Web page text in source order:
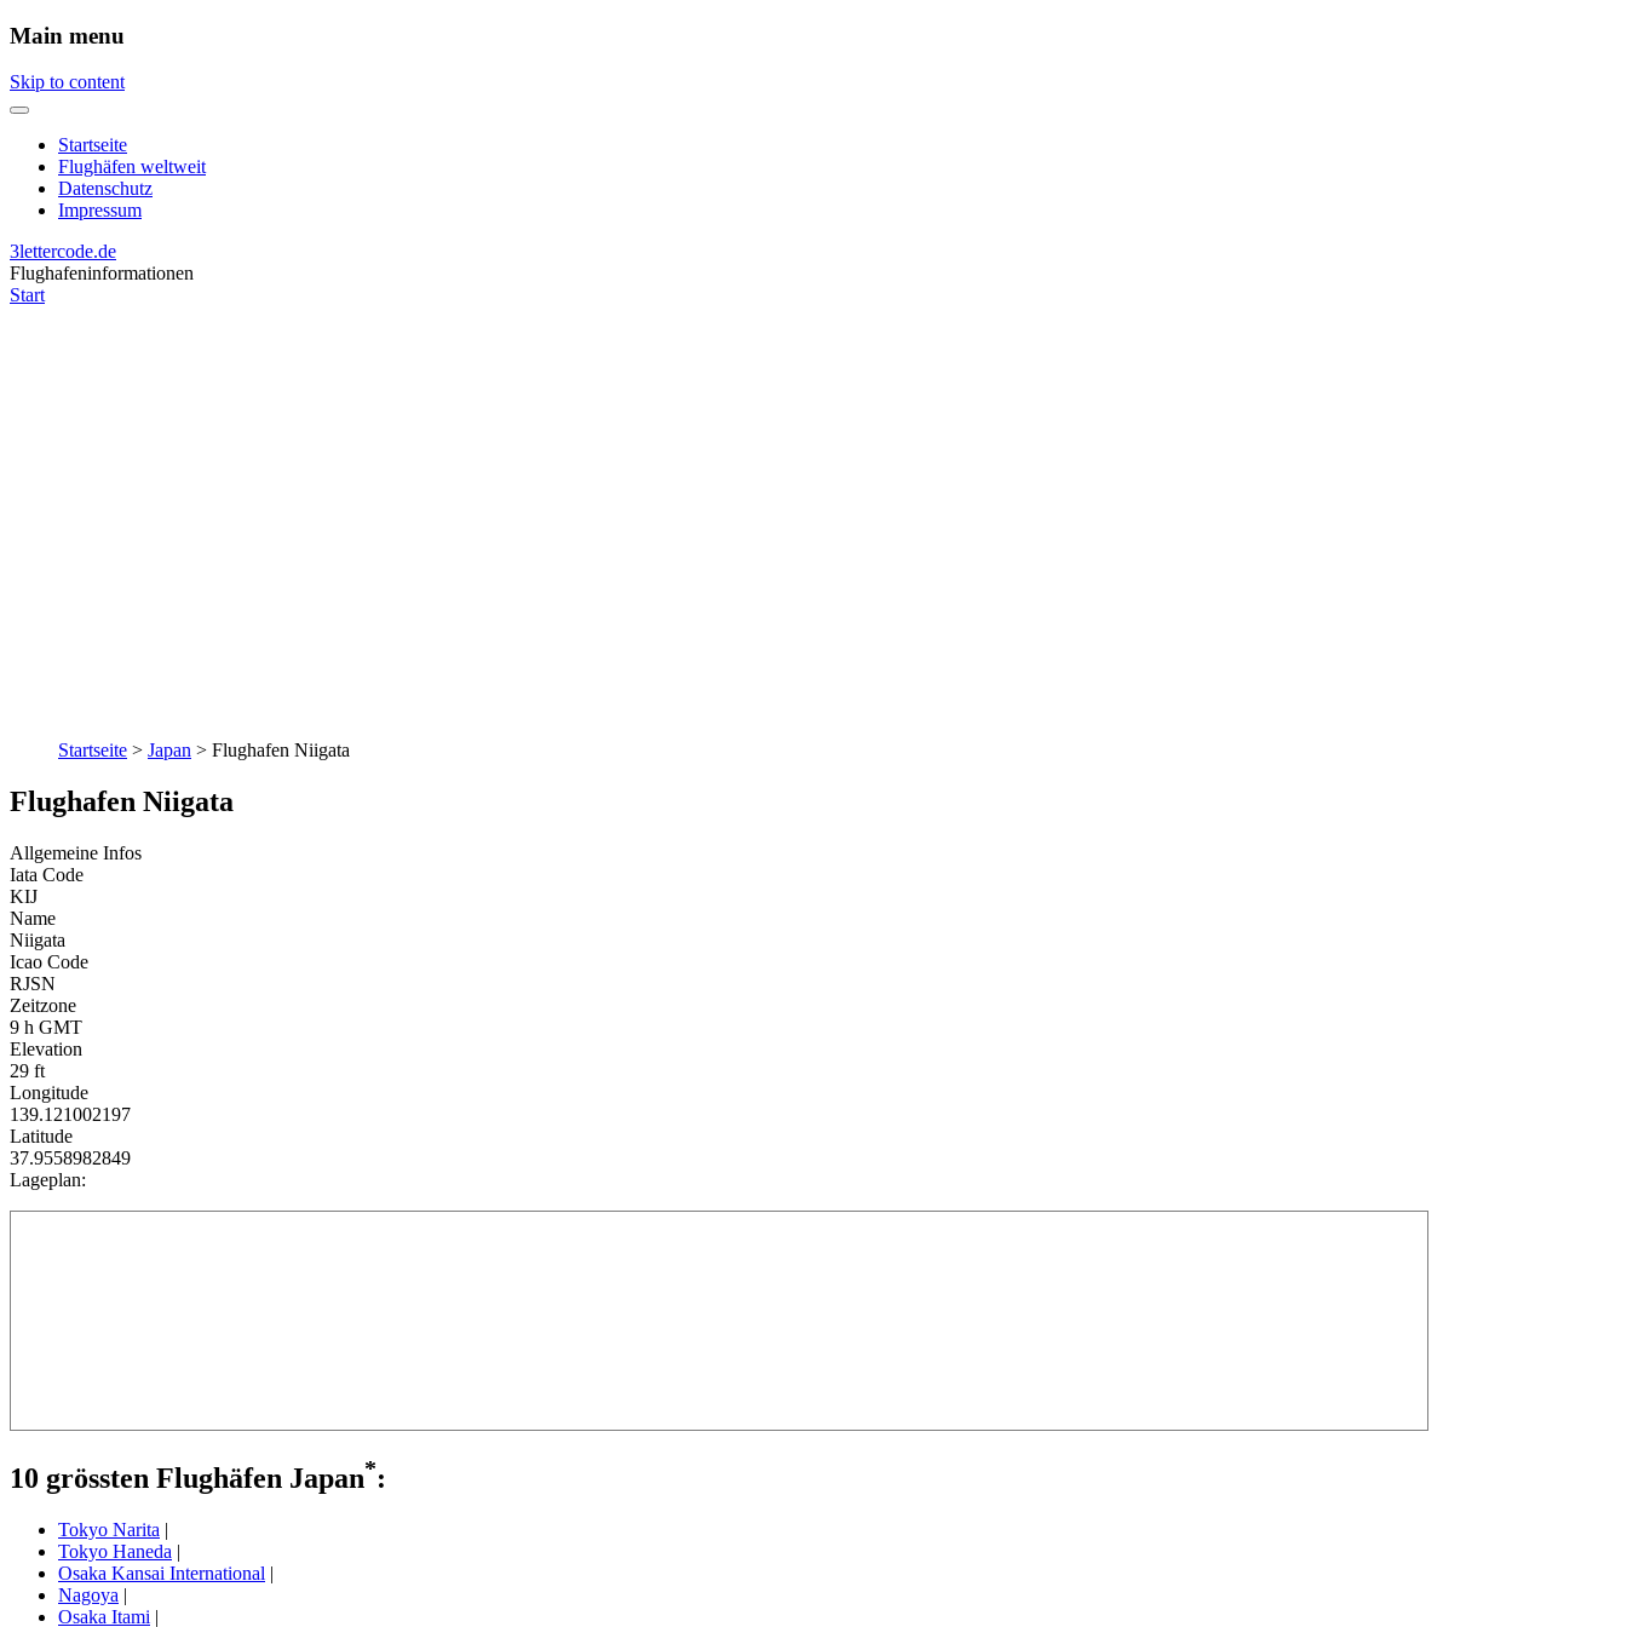
Main menu
Skip to content
Startseite
Flughäfen weltweit
Datenschutz
Impressum
3lettercode.de
Flughafeninformationen
Start
Startseite > Japan > Flughafen Niigata
Flughafen Niigata
Allgemeine Infos
Iata Code
KIJ
Name
Niigata
Icao Code
RJSN
Zeitzone
9 h GMT
Elevation
29 ft
Longitude
139.121002197
Latitude
37.9558982849
Lageplan:
10 grössten Flughäfen Japan*:
Tokyo Narita |
Tokyo Haneda |
Osaka Kansai International |
Nagoya |
Osaka Itami |